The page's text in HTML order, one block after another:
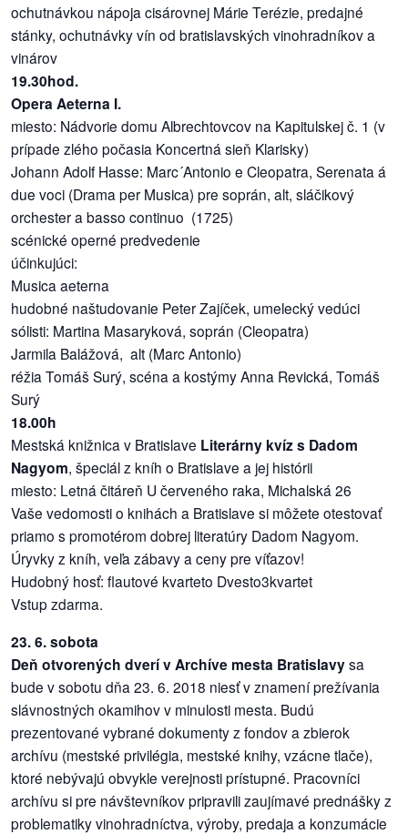
ochutnávkou nápoja cisárovnej Márie Terézie, predajné
stánky, ochutnávky vín od bratislavských vinohradníkov a
vinárov
19.30hod.
Opera Aeterna I.
miesto: Nádvorie domu Albrechtovcov na Kapitulskej č. 1 (v
prípade zlého počasia Koncertná sieň Klarisky)
Johann Adolf Hasse: Marc´Antonio e Cleopatra, Serenata á
due voci (Drama per Musica) pre soprán, alt, sláčikový
orchester a basso continuo (1725)
scénické operné predvedenie
účinkujúci:
Musica aeterna
hudobné naštudovanie Peter Zajíček, umelecký vedúci
sólisti: Martina Masaryková, soprán (Cleopatra)
Jarmila Balážová, alt (Marc Antonio)
réžia Tomáš Surý, scéna a kostýmy Anna Revická, Tomáš
Surý
18.00h
Mestská knižnica v Bratislave Literárny kvíz s Dadom
Nagyom, špeciál z kníh o Bratislave a jej histórii
miesto: Letná čitáreň U červeného raka, Michalská 26
Vaše vedomosti o knihách a Bratislave si môžete otestovať
priamo s promotérom dobrej literatúry Dadom Nagyom.
Úryvky z kníh, veľa zábavy a ceny pre víťazov!
Hudobný hosť: flautové kvarteto Dvesto3kvartet
Vstup zdarma.
23. 6. sobota
Deň otvorených dverí v Archíve mesta Bratislavysa
bude v sobotu dňa 23. 6. 2018 niesť v znamení prežívania
slávnostných okamihov v minulosti mesta. Budú
prezentované vybrané dokumenty z fondov a zbierok
archívu (mestské privilégia, mestské knihy, vzácne tlače),
ktoré nebývajú obvykle verejnosti prístupné. Pracovníci
archívu si pre návštevníkov pripravili zaujímavé prednášky z
problematiky vinohradníctva, výroby, predaja a konzumácie